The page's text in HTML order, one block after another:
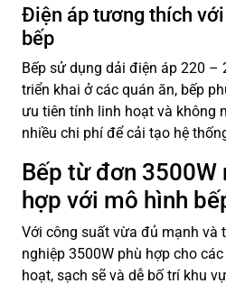
Điện áp tương thích
bếp
Bếp sử dụng dải điện áp 220 –
triển khai ở các quán ăn, bếp
ưu tiên tính linh hoạt và không
nhiều chi phí để cải tạo hệ
Bếp từ đơn 3500W
hợp với mô hình
Với công suất vừa đủ mạnh và
nghiệp 3500W phù hợp cho
hoạt, sạch sẽ và dễ bố trí khu